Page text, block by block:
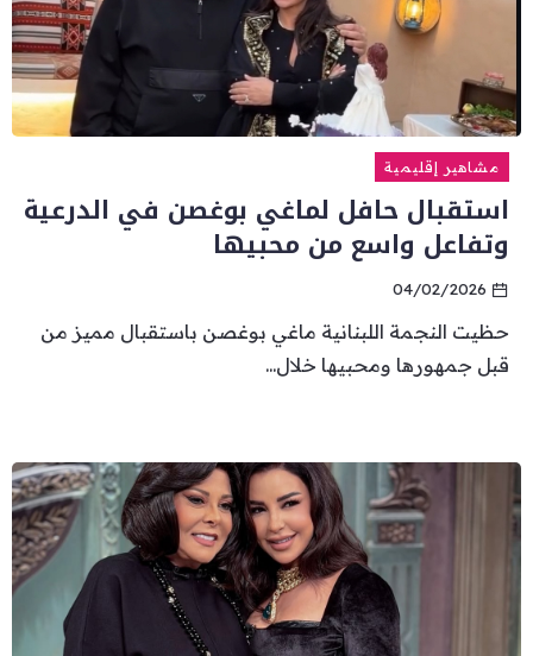
مشاهير إقليمية
استقبال حافل لماغي بوغصن في الدرعية
وتفاعل واسع من محبيها
04/02/2026
حظيت النجمة اللبنانية ماغي بوغصن باستقبال مميز من
قبل جمهورها ومحبيها خلال...